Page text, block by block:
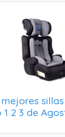
mejores
1 2 3 de